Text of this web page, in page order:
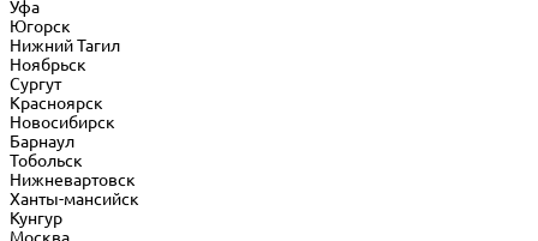
Уфа
Югорск
Нижний Тагил
Ноябрьск
Сургут
Красноярск
Новосибирск
Барнаул
Тобольск
Нижневартовск
Ханты-мансийск
Кунгур